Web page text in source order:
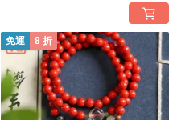
免運 8 折